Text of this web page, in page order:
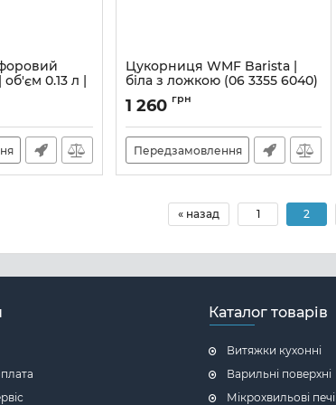
об'єм 0.13 л |
Цукорниця WMF Barista |
біла з ложкою (06 3355 6040)
Артикул:M00120696
1 260 грн
Передзамовлення
« назад 1 2
Каталог товарів
Витяжки кухонні
Варильні поверхні
Мікрохвильові печі